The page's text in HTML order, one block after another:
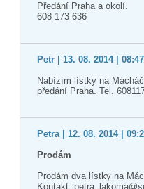
Předání Praha a okolí.
608 173 636
Petr | 13. 08. 2014 |
Nabízím lístky na
předání Praha. Tel.
Petra | 12. 08. 2014 |
Prodám
Prodám dva lístky na
Kontakt: